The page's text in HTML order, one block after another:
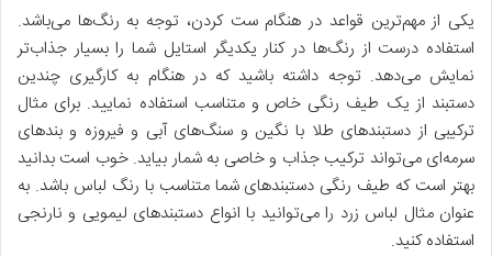
یکی از مهم‌ترین قواعد در هنگام ست کردن، توجه به رنگ‌ها می‌باشد.
استفاده درست از رنگ‌ها در کنار یکدیگر استایل شما را بسیار جذاب‌تر
نمایش می‌دهد. توجه داشته باشید که در هنگام به کارگیری چندین
دستبند از یک طیف رنگی خاص و متناسب استفاده نمایید. برای مثال
ترکیبی از دستبندهای طلا با نگین و سنگ‌های آبی و فیروزه و بندهای
سرمه‌ای می‌تواند ترکیب جذاب و خاصی به شمار بیاید. خوب است بدانید
بهتر است که طیف رنگی دستبندهای شما متناسب با رنگ لباس باشد. به
عنوان مثال لباس زرد را می‌توانید با انواع دستبندهای لیمویی و نارنجی
استفاده کنید.